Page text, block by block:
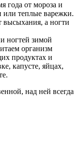
года от мороза и
или теплые варежки.
высыхания, а ногти
ногтей зимой
организм
продуктах и
капусте, яйцах,
над ней всегда